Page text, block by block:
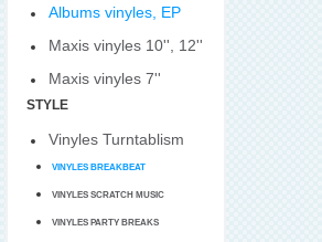
Albums vinyles, EP
Maxis vinyles 10'', 12''
Maxis vinyles 7''
STYLE
Vinyles Turntablism
VINYLES BREAKBEAT
VINYLES SCRATCH MUSIC
VINYLES PARTY BREAKS